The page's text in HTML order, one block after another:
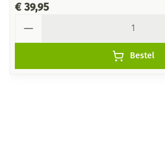
€ 39,95
Bestel